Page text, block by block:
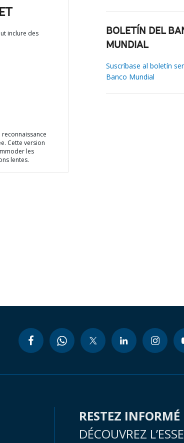
inclure des
Cette version
les
lentes.
BOLETÍN DEL
MUNDIAL
Suscríbase al boletín
Banco Mundial
RESTEZ INFORMÉ
DÉCOUVREZ